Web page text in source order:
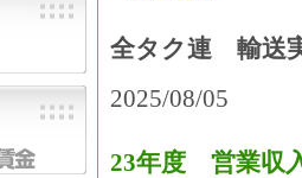
全タク連 輸送
2025/08/05
23年度 営業収